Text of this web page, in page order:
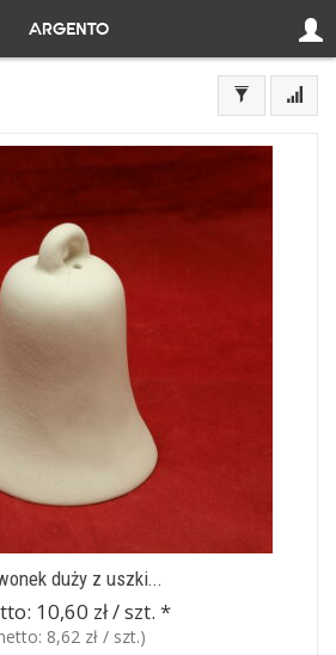
duży z uszki...
10,60 zł / szt. *
8,62 zł / szt.)